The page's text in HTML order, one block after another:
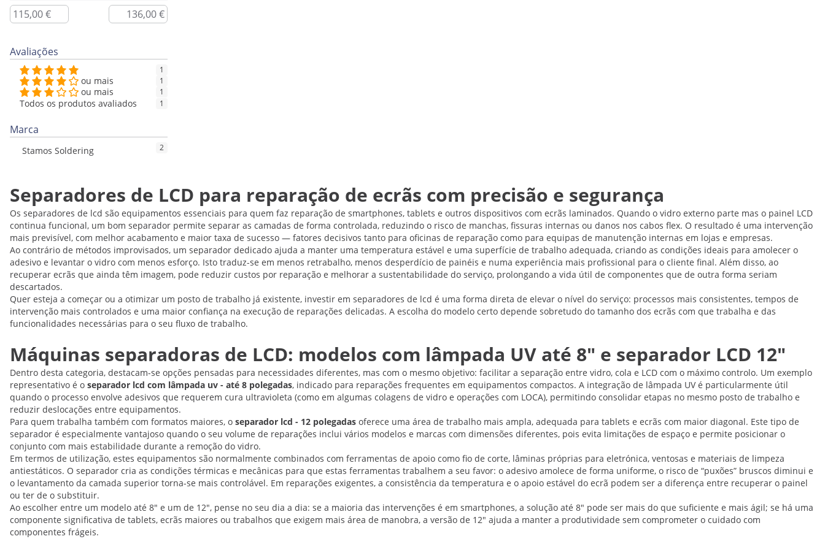
Avaliações
1
ou mais 1
ou mais 1
Todos os produtos avaliados 1
Marca
Stamos Soldering 2
Separadores de LCD para reparação de ecrãs com precisão e segurança
Os separadores de lcd são equipamentos essenciais para quem faz reparação de smartphones, tablets e outros dispositivos com ecrãs laminados. Quando o vidro externo parte mas o painel LCD
continua funcional, um bom separador permite separar as camadas de forma controlada, reduzindo o risco de manchas, fissuras internas ou danos nos cabos flex. O resultado é uma intervenção
mais previsível, com melhor acabamento e maior taxa de sucesso — fatores decisivos tanto para oficinas de reparação como para equipas de manutenção internas em lojas e empresas.
Ao contrário de métodos improvisados, um separador dedicado ajuda a manter uma temperatura estável e uma superfície de trabalho adequada, criando as condições ideais para amolecer o
adesivo e levantar o vidro com menos esforço. Isto traduz-se em menos retrabalho, menos desperdício de painéis e numa experiência mais profissional para o cliente final. Além disso, ao
recuperar ecrãs que ainda têm imagem, pode reduzir custos por reparação e melhorar a sustentabilidade do serviço, prolongando a vida útil de componentes que de outra forma seriam
descartados.
Quer esteja a começar ou a otimizar um posto de trabalho já existente, investir em separadores de lcd é uma forma direta de elevar o nível do serviço: processos mais consistentes, tempos de
intervenção mais controlados e uma maior confiança na execução de reparações delicadas. A escolha do modelo certo depende sobretudo do tamanho dos ecrãs com que trabalha e das
funcionalidades necessárias para o seu fluxo de trabalho.
Máquinas separadoras de LCD: modelos com lâmpada UV até 8" e separador LCD 12"
Dentro desta categoria, destacam-se opções pensadas para necessidades diferentes, mas com o mesmo objetivo: facilitar a separação entre vidro, cola e LCD com o máximo controlo. Um exemplo
representativo é o separador lcd com lâmpada uv - até 8 polegadas, indicado para reparações frequentes em equipamentos compactos. A integração de lâmpada UV é particularmente útil
quando o processo envolve adesivos que requerem cura ultravioleta (como em algumas colagens de vidro e operações com LOCA), permitindo consolidar etapas no mesmo posto de trabalho e
reduzir deslocações entre equipamentos.
Para quem trabalha também com formatos maiores, o separador lcd - 12 polegadas oferece uma área de trabalho mais ampla, adequada para tablets e ecrãs com maior diagonal. Este tipo de
separador é especialmente vantajoso quando o seu volume de reparações inclui vários modelos e marcas com dimensões diferentes, pois evita limitações de espaço e permite posicionar o
conjunto com mais estabilidade durante a remoção do vidro.
Em termos de utilização, estes equipamentos são normalmente combinados com ferramentas de apoio como fio de corte, lâminas próprias para eletrónica, ventosas e materiais de limpeza
antiestáticos. O separador cria as condições térmicas e mecânicas para que estas ferramentas trabalhem a seu favor: o adesivo amolece de forma uniforme, o risco de “puxões” bruscos diminui e
o levantamento da camada superior torna-se mais controlável. Em reparações exigentes, a consistência da temperatura e o apoio estável do ecrã podem ser a diferença entre recuperar o painel
ou ter de o substituir.
Ao escolher entre um modelo até 8" e um de 12", pense no seu dia a dia: se a maioria das intervenções é em smartphones, a solução até 8" pode ser mais do que suficiente e mais ágil; se há uma
componente significativa de tablets, ecrãs maiores ou trabalhos que exigem mais área de manobra, a versão de 12" ajuda a manter a produtividade sem comprometer o cuidado com
componentes frágeis.